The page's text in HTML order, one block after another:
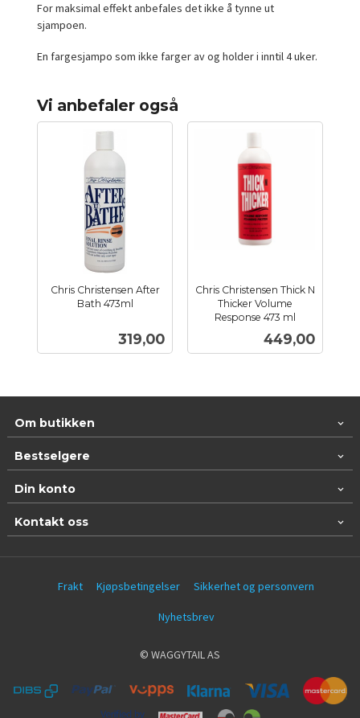
For maksimal effekt anbefales det ikke å tynne ut
sjampoen.
En fargesjampo som ikke farger av og holder i inntil 4 uker.
Vi anbefaler også
Chris Christensen After
Bath 473ml
Pris
319,00
Chris Christensen Thick N
Thicker Volume
Response 473 ml
Pris
449,00
Om butikken
Bestselgere
Din konto
Kontakt oss
Frakt Kjøpsbetingelser Sikkerhet og personvern
Nyhetsbrev
© WAGGYTAIL AS